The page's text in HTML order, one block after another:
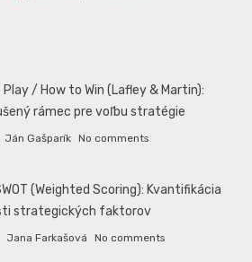
Play / How to Win (Lafley & Martin):
rámec pre voľbu stratégie
Ján Gašparík No comments
(Weighted Scoring): Kvantifikácia
strategických faktorov
Jana Farkašová No comments